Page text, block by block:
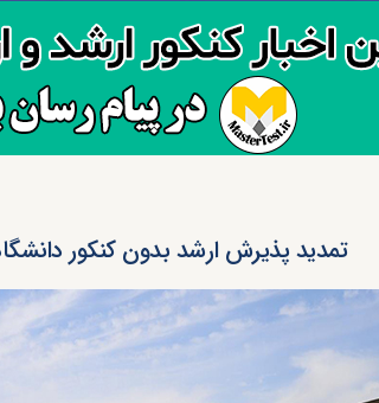
تمدید پذیرش ارشد بدون کنکور دانشگاه